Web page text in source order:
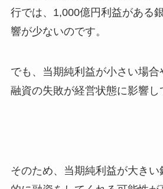
行では、1,000億円利益がある
響が少ないのです。
でも、当期純利益が小さい場合
融資の失敗が経営状態に影響し
そのため、当期純利益が大き